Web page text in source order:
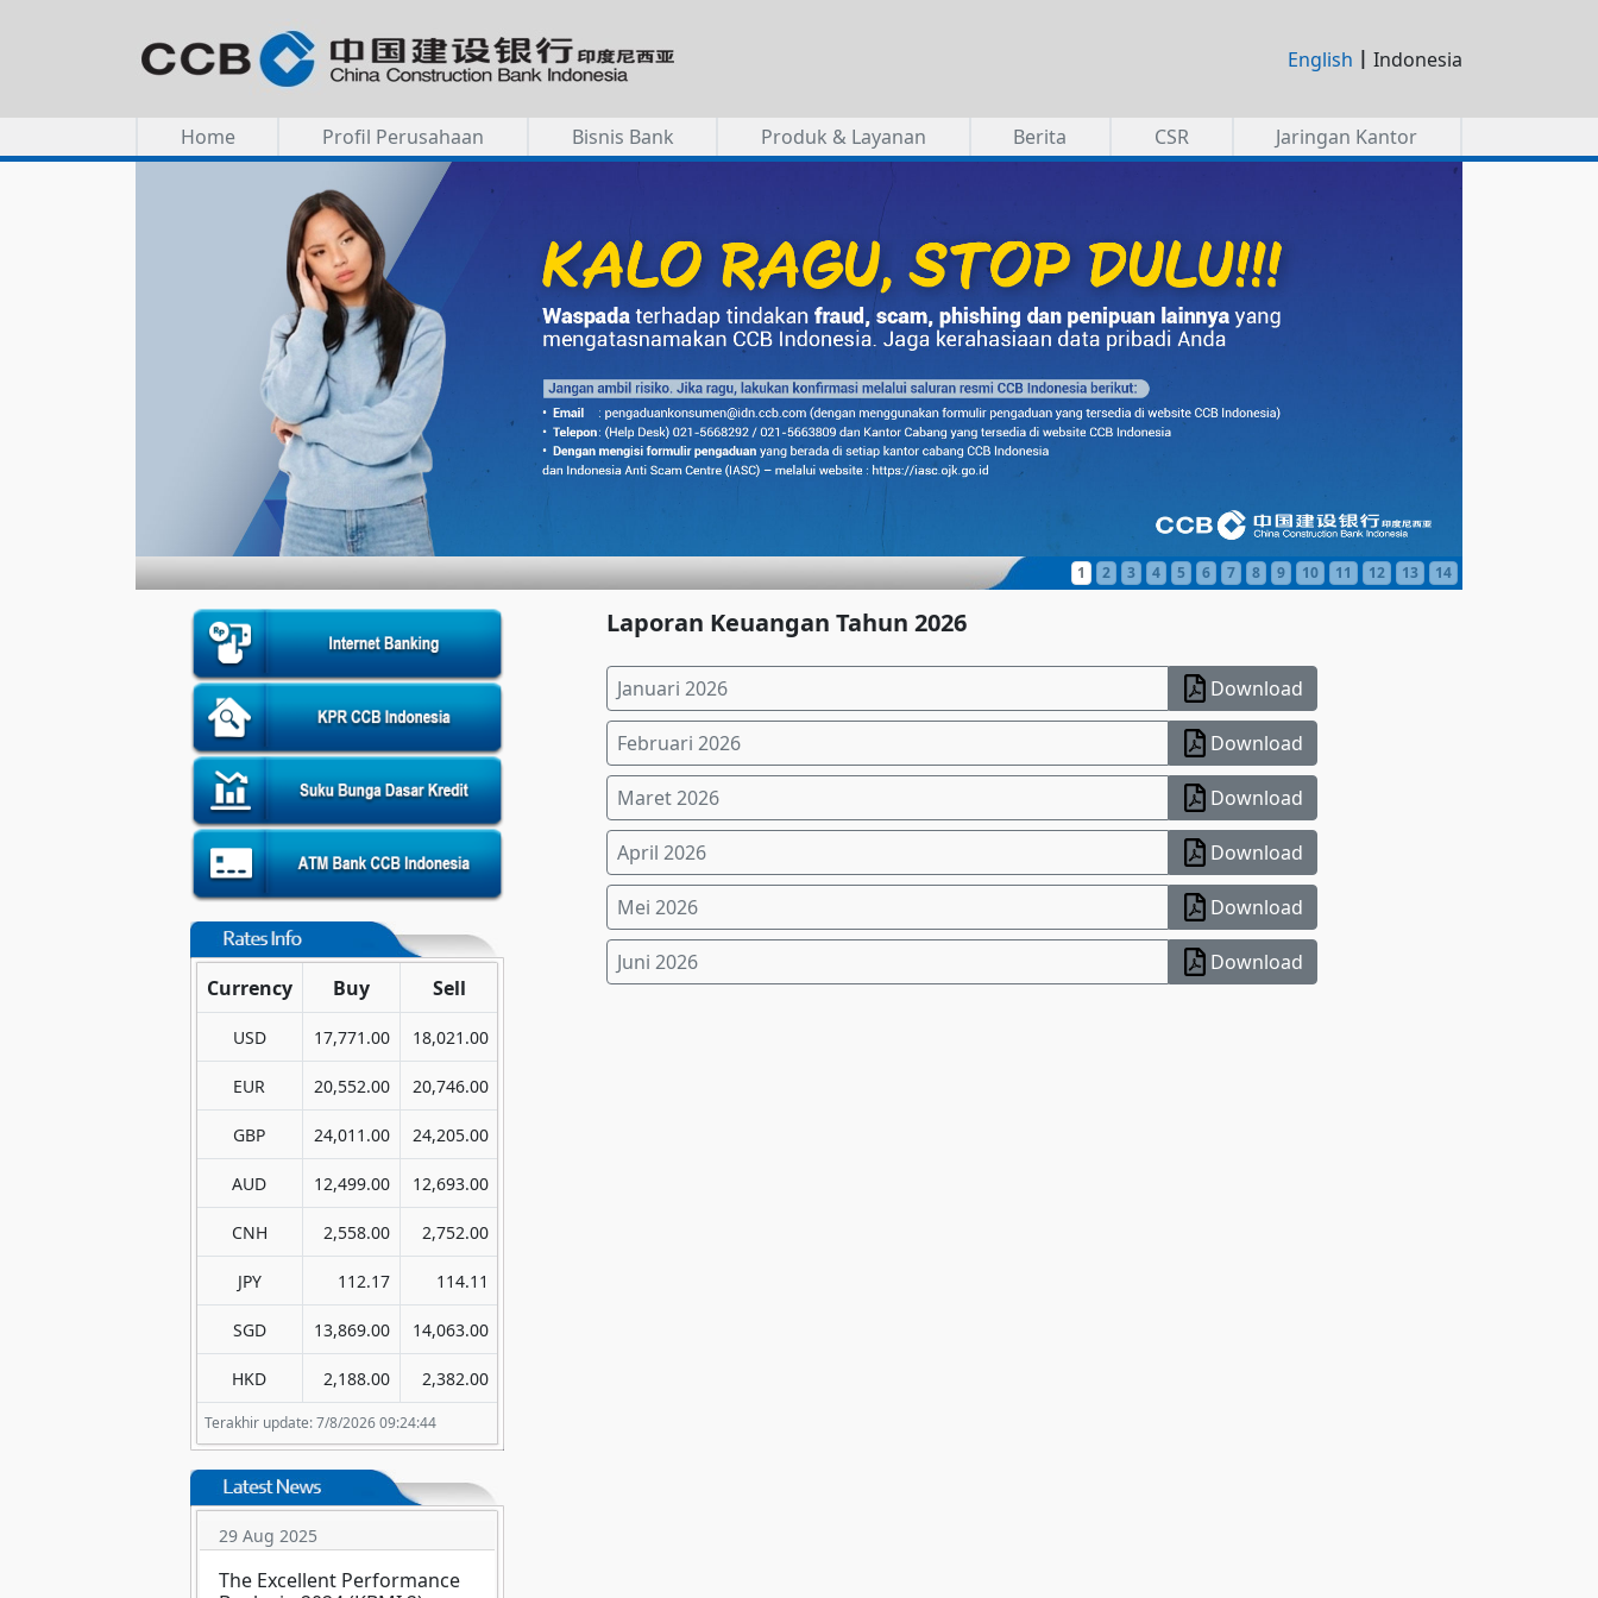
English | Indonesia
Home Profil Perusahaan Bisnis Bank Produk & Layanan Berita CSR Jaringan Kantor
1 2 3 4 5 6 7 8 9 10 11 12 13 14
Terakhir update: 7/8/2026 09:24:44
Currency Buy Sell
USD 17,771.00 18,021.00
EUR 20,552.00 20,746.00
GBP 24,011.00 24,205.00
AUD 12,499.00 12,693.00
CNH 2,558.00 2,752.00
JPY 112.17 114.11
SGD 13,869.00 14,063.00
HKD 2,188.00 2,382.00
29 Aug 2025
The Excellent Performance
Laporan Keuangan Tahun 2026
Januari 2026 Download
Februari 2026 Download
Maret 2026 Download
April 2026 Download
Mei 2026 Download
Juni 2026 Download